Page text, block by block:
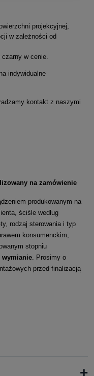
projekcyjnej,
w zależności od
czarny w cenie.
indywidualne
kontakt z naszymi
na zamówienie
produkowanym na
ściśle według
rodzaj sterowania i typ
konsumenckim,
stopniu
wymianie. Prosimy o
przed finalizacją
+